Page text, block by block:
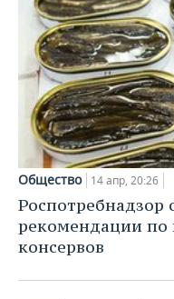
Общество 14 апр, 20:26
Роспотребнадзор
рекомендации
консервов